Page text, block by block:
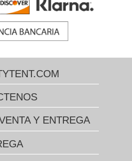
Y ENTREGA